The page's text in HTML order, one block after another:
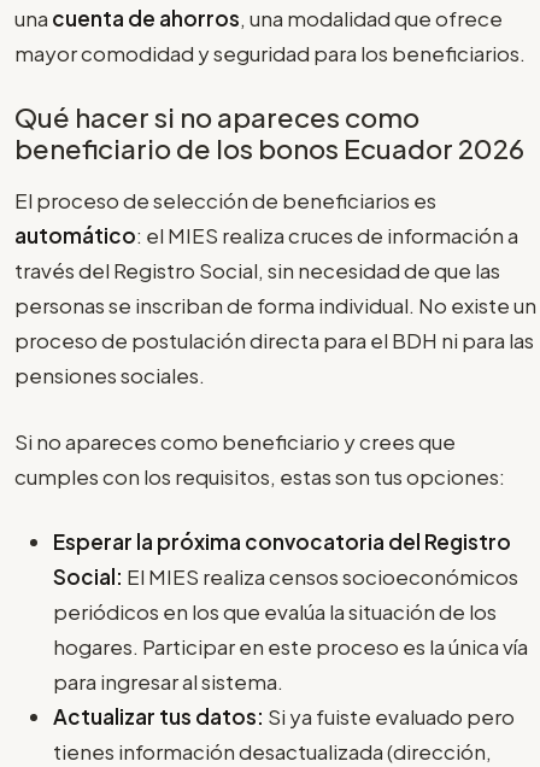
una cuenta de ahorros, una modalidad que ofrece
mayor comodidad y seguridad para los beneficiarios.
Qué hacer si no apareces como
beneficiario de los bonos Ecuador 2026
El proceso de selección de beneficiarios es
automático: el MIES realiza cruces de información a
través del Registro Social, sin necesidad de que las
personas se inscriban de forma individual. No existe un
proceso de postulación directa para el BDH ni para las
pensiones sociales.
Si no apareces como beneficiario y crees que
cumples con los requisitos, estas son tus opciones:
Esperar la próxima convocatoria del Registro
Social: El MIES realiza censos socioeconómicos
periódicos en los que evalúa la situación de los
hogares. Participar en este proceso es la única vía
para ingresar al sistema.
Actualizar tus datos: Si ya fuiste evaluado pero
tienes información desactualizada (dirección,